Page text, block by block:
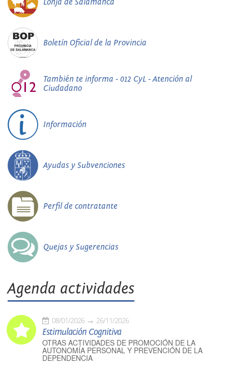
Boletín Oficial de la Provincia
También te informa - 012 CyL - Atención al
Ciudadano
Información
Ayudas y Subvenciones
Perfil de contratante
Quejas y Sugerencias
Agenda actividades
08/01/2026 26/11/2026
Estimulación Cognitiva
OTRAS ACTIVIDADES DE PROMOCIÓN DE LA
AUTONOMÍA PERSONAL Y PREVENCIÓN DE LA
DEPENDENCIA